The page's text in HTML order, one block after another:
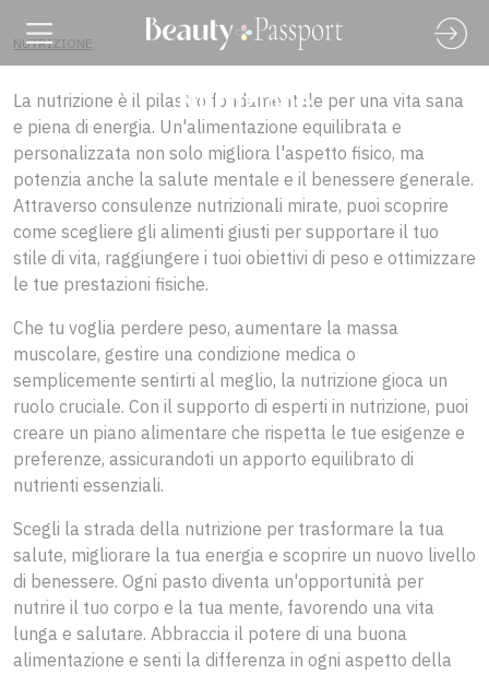
Nutrizione
NUTRIZIONE
La nutrizione è il pilastro fondamentale per una vita sana
e piena di energia. Un'alimentazione equilibrata e
personalizzata non solo migliora l'aspetto fisico, ma
potenzia anche la salute mentale e il benessere generale.
Attraverso consulenze nutrizionali mirate, puoi scoprire
come scegliere gli alimenti giusti per supportare il tuo
stile di vita, raggiungere i tuoi obiettivi di peso e ottimizzare
le tue prestazioni fisiche.
Che tu voglia perdere peso, aumentare la massa
muscolare, gestire una condizione medica o
semplicemente sentirti al meglio, la nutrizione gioca un
ruolo cruciale. Con il supporto di esperti in nutrizione, puoi
creare un piano alimentare che rispetta le tue esigenze e
preferenze, assicurandoti un apporto equilibrato di
nutrienti essenziali.
Scegli la strada della nutrizione per trasformare la tua
salute, migliorare la tua energia e scoprire un nuovo livello
di benessere. Ogni pasto diventa un'opportunità per
nutrire il tuo corpo e la tua mente, favorendo una vita
lunga e salutare. Abbraccia il potere di una buona
alimentazione e senti la differenza in ogni aspetto della